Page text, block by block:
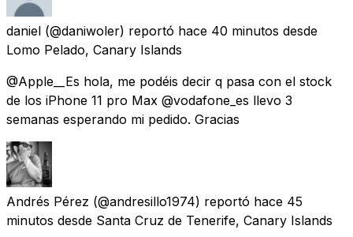
daniel (@daniwoler) reportó hace 40 minutos desde
Lomo Pelado, Canary Islands
@Apple__Es hola, me podéis decir q pasa con el stock
de los iPhone 11 pro Max @vodafone_es llevo 3
semanas esperando mi pedido. Gracias
Andrés Pérez (@andresillo1974) reportó hace 45
minutos desde Santa Cruz de Tenerife, Canary Islands